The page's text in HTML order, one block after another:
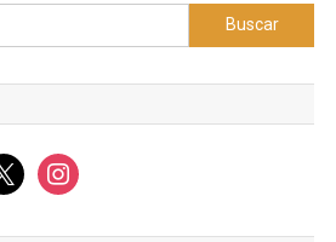
Buscar:
instagram